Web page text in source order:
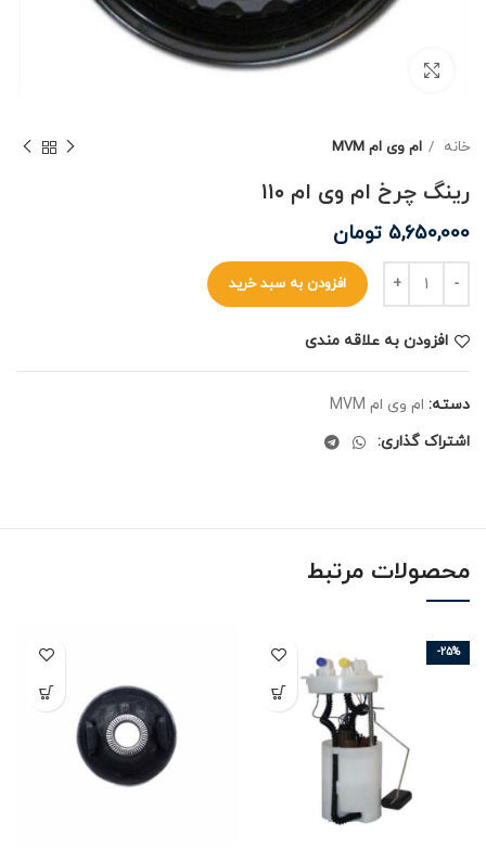
برای بزرگنمایی کلیک کنید
خانه ام وی ام MVM
رینگ چرخ ام وی ام ۱۱۰
5,650,000 تومان
افزودن به سبد خرید
افزودن به علاقه مندی
دسته: ام وی ام MVM
اشتراک گذاری:
محصولات مرتبط
-25%